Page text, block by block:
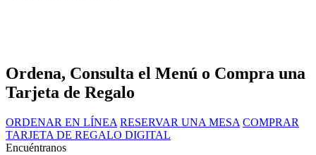
Ordena, Consulta el Menú o Compra una
Tarjeta de Regalo
ORDENAR EN LÍNEA RESERVAR UNA MESA COMPRAR
TARJETA DE REGALO DIGITAL
Encuéntranos